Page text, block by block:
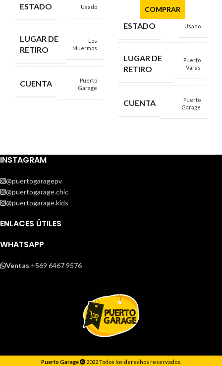
ESTADO Usado
LUGAR DE
RETIRO
Los
Muermos
CUENTA
Puerto
Garage
COMPRAR
ESTADO Usado
LUGAR DE
RETIRO
Puerto
Varas
CUENTA
Puerto
Garage
INSTAGRAM
@puertogaragepv
@puertogarage.chic
@puertogarage.kids
ENLACES ÚTILES
WHATSAPP
Ventas +569 6467 9576
Puerto Garage 2022 Todos los derechos reservados.